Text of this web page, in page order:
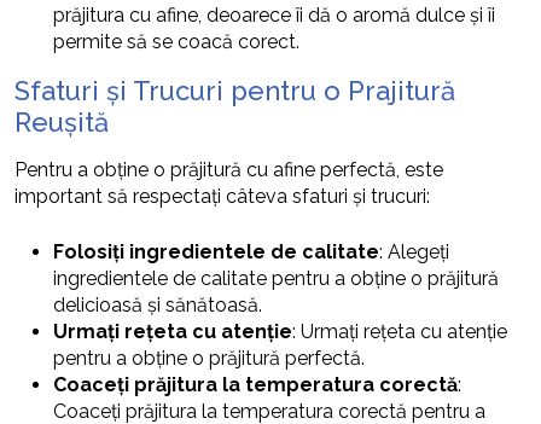
prăjitura cu afine, deoarece îi dă o aromă dulce și îi
permite să se coacă corect.
Sfaturi și Trucuri pentru o Prajitură
Reușită
Pentru a obține o prăjitură cu afine perfectă, este
important să respectați câteva sfaturi și trucuri:
Folosiți ingredientele de calitate: Alegeți
ingredientele de calitate pentru a obține o prăjitură
delicioasă și sănătoasă.
Urmați rețeta cu atenție: Urmați rețeta cu atenție
pentru a obține o prăjitură perfectă.
Coaceți prăjitura la temperatura corectă:
Coaceți prăjitura la temperatura corectă pentru a